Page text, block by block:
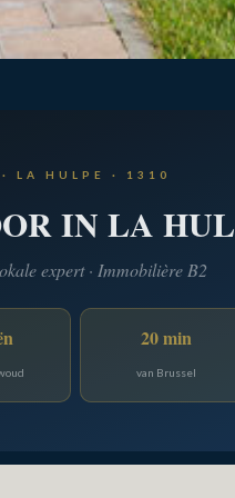
LA HULPE · 1310
IN LA
expert · Immobilière B2
20 min
van Brussel